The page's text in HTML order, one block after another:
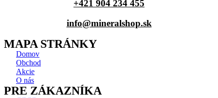
+421 904 234 455
info@mineralshop.sk
MAPA STRÁNKY
Domov
Obchod
Akcie
O nás
PRE ZÁKAZNÍKA